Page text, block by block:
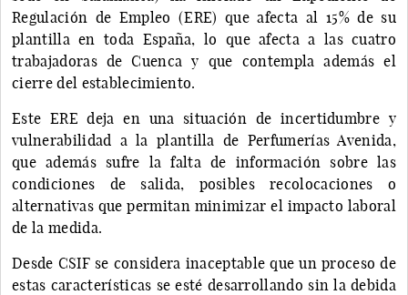
Regulación de Empleo (ERE) que afecta al 15% de su
plantilla en toda España, lo que afecta a las cuatro
trabajadoras de Cuenca y que contempla además el
cierre del establecimiento.
Este ERE deja en una situación de incertidumbre y
vulnerabilidad a la plantilla de Perfumerías Avenida,
que además sufre la falta de información sobre las
condiciones de salida, posibles recolocaciones o
alternativas que permitan minimizar el impacto laboral
de la medida.
Desde CSIF se considera inaceptable que un proceso de
estas características se esté desarrollando sin la debida